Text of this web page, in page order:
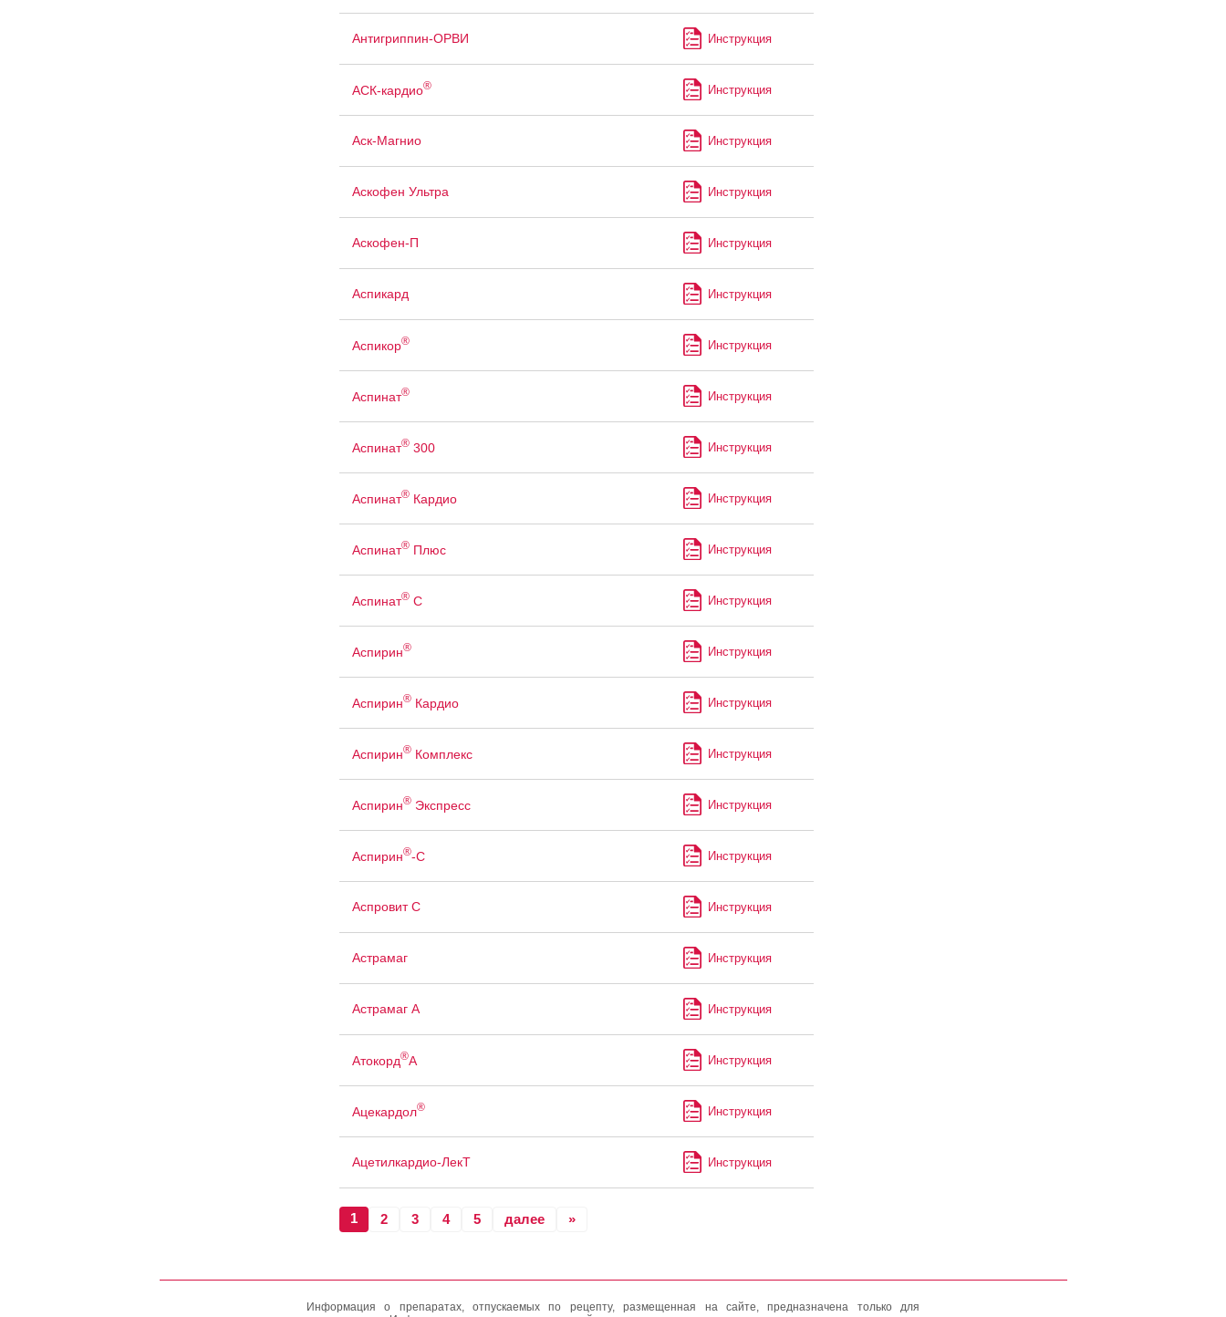
Антигриппин-ОРВИ Инструкция
АСК-кардио® Инструкция
Аск-Магнио Инструкция
Аскофен Ультра Инструкция
Аскофен-П Инструкция
Аспикард Инструкция
Аспикор® Инструкция
Аспинат® Инструкция
Аспинат®300 Инструкция
Аспинат®Кардио Инструкция
Аспинат®Плюс Инструкция
Аспинат®С Инструкция
Аспирин® Инструкция
Аспирин®Кардио Инструкция
Аспирин®Комплекс Инструкция
Аспирин®Экспресс Инструкция
Аспирин®-С Инструкция
Аспровит С Инструкция
Астрамаг Инструкция
Астрамаг А Инструкция
Атокорд®А Инструкция
Ацекардол® Инструкция
Ацетилкардио-ЛекТ Инструкция
1 2 3 4 5 далее »
Информация о препаратах, отпускаемых по рецепту, размещенная на сайте, предназначена только для